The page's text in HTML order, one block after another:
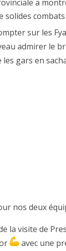
a
sur les
admirer le
les gars en
nos deux
la visite de
avec une